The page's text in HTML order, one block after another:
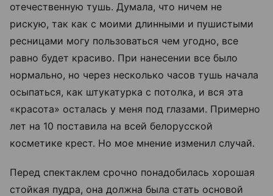
отечественную тушь. Думала, что ничем не
рискую, так как с моими длинными и пушистыми
ресницами могу пользоваться чем угодно, все
равно будет красиво. При нанесении все было
нормально, но через несколько часов тушь начала
осыпаться, как штукатурка с потолка, и вся эта
«красота» осталась у меня под глазами. Примерно
лет на 10 поставила на всей белорусской
косметике крест. Но мое мнение изменил случай.
Перед спектаклем срочно понадобилась хорошая
стойкая пудра, она должна была стать основой